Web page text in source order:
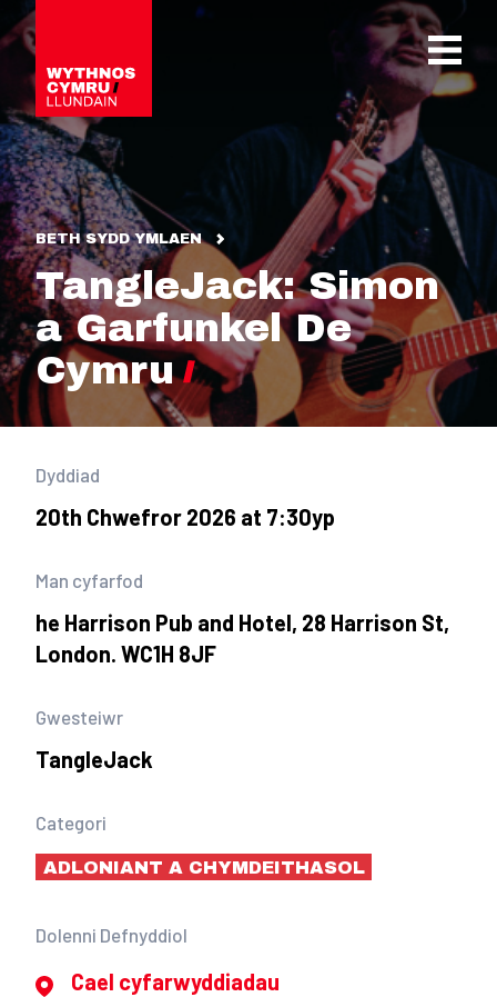
OPEN
BETH SYDD YMLAEN
TangleJack: Simon
a Garfunkel De
Cymru
Dyddiad
20th Chwefror 2026 at 7:30yp
Man cyfarfod
he Harrison Pub and Hotel, 28 Harrison St,
London. WC1H 8JF
Gwesteiwr
TangleJack
Categori
ADLONIANT A CHYMDEITHASOL
Dolenni Defnyddiol
Cael cyfarwyddiadau